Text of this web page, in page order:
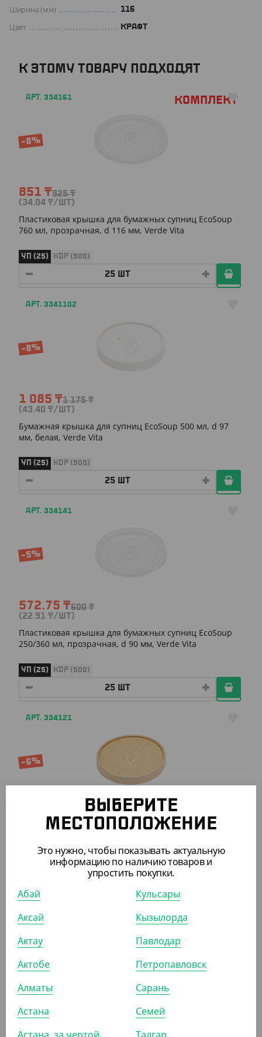
Ширина (мм) 116
Цвет КРАФТ
К ЭТОМУ ТОВАРУ ПОДХОДЯТ
АРТ. 334161 Комплект
-8%
851 ₸925₸
(34.04 ₸/ШТ)
Пластиковая крышка для бумажных супниц EcoSoup
760 мл, прозрачная, d 116 мм, Verde Vita
УП (25) КОР (500)
АРТ. 3341102
-8%
1 085 ₸1 175₸
(43.40 ₸/ШТ)
Бумажная крышка для супниц EcoSoup 500 мл, d 97
мм, белая, Verde Vita
УП (25) КОР (500)
АРТ. 334141
-5%
572.75 ₸600₸
(22.91 ₸/ШТ)
Пластиковая крышка для бумажных супниц EcoSoup
250/360 мл, прозрачная, d 90 мм, Verde Vita
УП (25) КОР (500)
АРТ. 334121
-6%
1 300₸
/ШТ)
EcoSoup 760 мл, d 116 мм, Verde Vita
КОР (500)
ПОХОЖИЕ ТОВАРЫ
АРТ. 3341102
-8%
ВЫБЕРИТЕ
МЕСТОПОЛОЖЕНИЕ
Это нужно, чтобы показывать актуальную
информацию по наличию товаров и
упростить покупки.
Абай
Аксай
Актау
Актобе
Алматы
Астана
Кульсары
Кызылорда
Павлодар
Петропавловск
Сарань
Семей